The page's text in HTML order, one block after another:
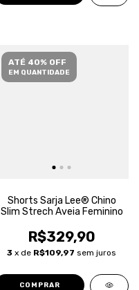
ATÉ 40% OFF
EM QUANTIDADE
Shorts Sarja Lee® Chino
Slim Strech Aveia Feminino
R$329,90
3 x de R$109,97 sem juros
COMPRAR